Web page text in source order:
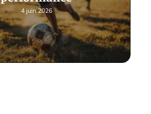
4 juin 2026